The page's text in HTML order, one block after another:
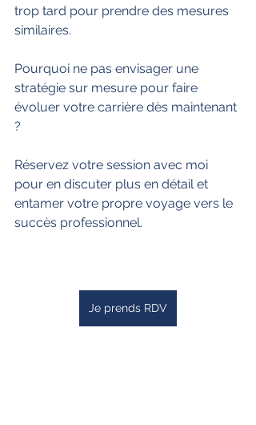
trop tard pour prendre des mesures
similaires.
Pourquoi ne pas envisager une
stratégie sur mesure pour faire
évoluer votre carrière dès maintenant
?
Réservez votre session avec moi
pour en discuter plus en détail et
entamer votre propre voyage vers le
succès professionnel.
Je prends RDV